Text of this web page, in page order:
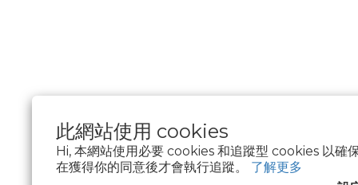
此網站使用 cookies
Hi, 本網站使用必要 cookies 和追蹤型 cookies 以確
在獲得你的同意後才會執行追蹤。 了解更多
$ TWD 繁體中文